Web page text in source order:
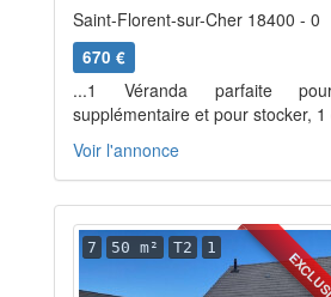
Saint-Florent-sur-Cher 18400 - 0
670 €
...1 Véranda parfaite
supplémentaire et pour stocker, 1
Voir l'annonce
7 50 m² T2 1